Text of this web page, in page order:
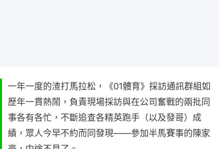
一年一度的渣打馬拉松，《01體育》採訪通訊群組如
歷年一貫熱鬧，負責現場採訪與在公司奮戰的兩批同
事各有各忙，不斷追查各精英跑手（以及發哥）成
績，眾人今早不約而同發現——參加半馬賽事的陳家